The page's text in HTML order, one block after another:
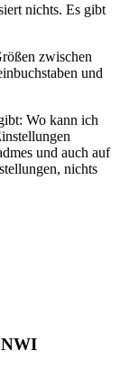
nichts. Es gibt
zwischen
und
Wo kann ich
und auch auf
nichts